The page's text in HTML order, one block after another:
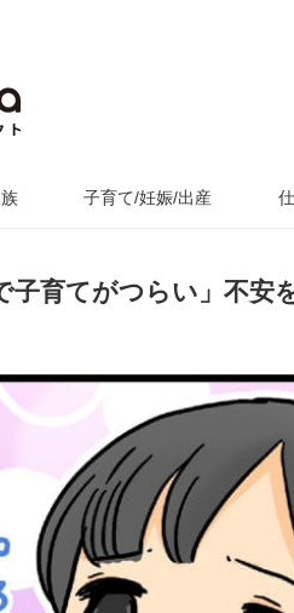
子育て/妊娠/出産
子育てがつらい」不安